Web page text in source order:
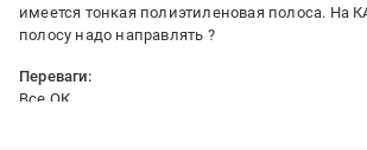
имеется тонкая полиэтиленовая полоса. На
полосу надо направлять ?
Переваги:
Все ОК.